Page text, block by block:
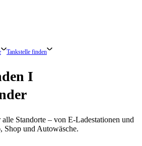
Tankstelle finden
I
Standorte – von E-Ladestationen und
Shop und Autowäsche.